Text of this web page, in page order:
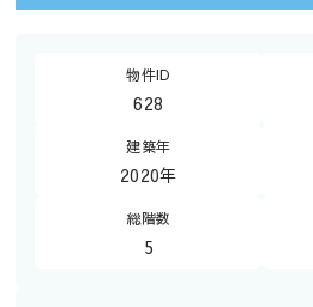
物件ID
628
建築年
2020年
総階数
5